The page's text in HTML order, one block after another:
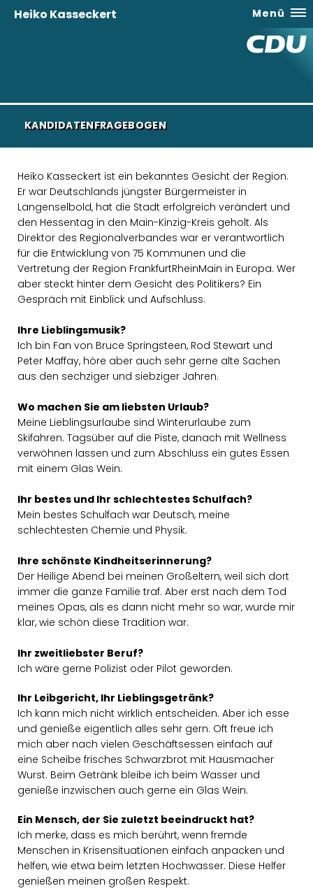
Heiko Kasseckert Menü
KANDIDATENFRAGEBOGEN
Heiko Kasseckert ist ein bekanntes Gesicht der Region.
Er war Deutschlands jüngster Bürgermeister in
Langenselbold, hat die Stadt erfolgreich verändert und
den Hessentag in den Main-Kinzig-Kreis geholt. Als
Direktor des Regionalverbandes war er verantwortlich
für die Entwicklung von 75 Kommunen und die
Vertretung der Region FrankfurtRheinMain in Europa. Wer
aber steckt hinter dem Gesicht des Politikers? Ein
Gespräch mit Einblick und Aufschluss.
Ihre Lieblingsmusik?
Ich bin Fan von Bruce Springsteen, Rod Stewart und
Peter Maffay, höre aber auch sehr gerne alte Sachen
aus den sechziger und siebziger Jahren.
Wo machen Sie am liebsten Urlaub?
Meine Lieblingsurlaube sind Winterurlaube zum
Skifahren. Tagsüber auf die Piste, danach mit Wellness
verwöhnen lassen und zum Abschluss ein gutes Essen
mit einem Glas Wein.
Ihr bestes und Ihr schlechtestes Schulfach?
Mein bestes Schulfach war Deutsch, meine
schlechtesten Chemie und Physik.
Ihre schönste Kindheitserinnerung?
Der Heilige Abend bei meinen Großeltern, weil sich dort
immer die ganze Familie traf. Aber erst nach dem Tod
meines Opas, als es dann nicht mehr so war, wurde mir
klar, wie schön diese Tradition war.
Ihr zweitliebster Beruf?
Ich wäre gerne Polizist oder Pilot geworden.
Ihr Leibgericht, Ihr Lieblingsgetränk?
Ich kann mich nicht wirklich entscheiden. Aber ich esse
und genieße eigentlich alles sehr gern. Oft freue ich
mich aber nach vielen Geschäftsessen einfach auf
eine Scheibe frisches Schwarzbrot mit Hausmacher
Wurst. Beim Getränk bleibe ich beim Wasser und
genieße inzwischen auch gerne ein Glas Wein.
Ein Mensch, der Sie zuletzt beeindruckt hat?
Ich merke, dass es mich berührt, wenn fremde
Menschen in Krisensituationen einfach anpacken und
helfen, wie etwa beim letzten Hochwasser. Diese Helfer
genießen meinen großen Respekt.